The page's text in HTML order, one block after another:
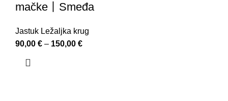
mačke丨Smeđa
Jastuk Ležaljka krug
90,00 € – 150,00 €